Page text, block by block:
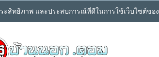
ะสิทธิภาพ และประสบการณ์ที่ดีในการใช้เว็บไซต์ข